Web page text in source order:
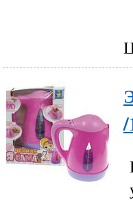
/